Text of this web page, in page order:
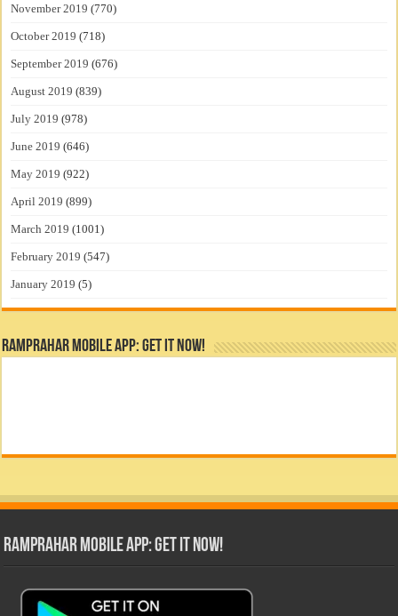
November 2019 (770)
October 2019 (718)
September 2019 (676)
August 2019 (839)
July 2019 (978)
June 2019 (646)
May 2019 (922)
April 2019 (899)
March 2019 (1001)
February 2019 (547)
January 2019 (5)
RamPrahar Mobile App: Get it Now!
RamPrahar Mobile App: Get it Now!